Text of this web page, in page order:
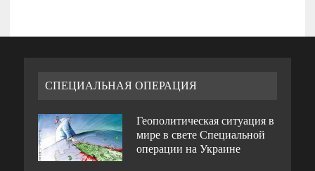
СПЕЦИАЛЬНАЯ ОПЕРАЦИЯ
Геополитическая ситуация в
мире в свете Специальной
операции на Украине